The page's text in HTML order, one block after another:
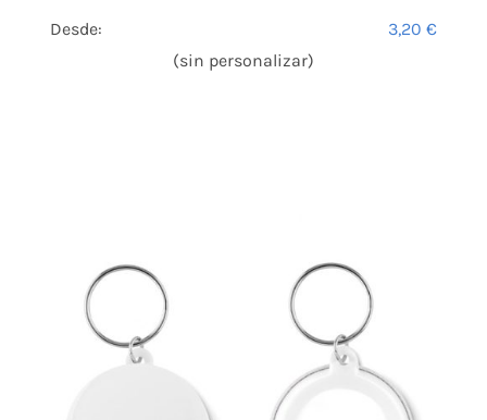
Desde: 3,20€
(sin personalizar)